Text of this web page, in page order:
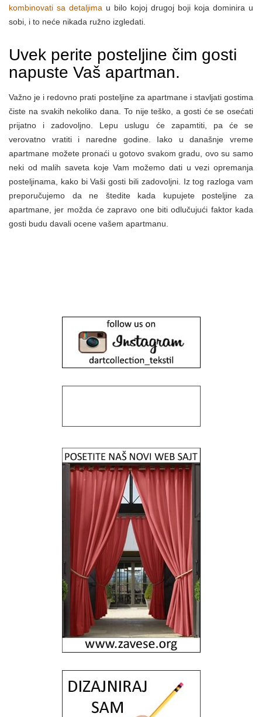
kombinovati sa detaljima u bilo kojoj drugoj boji koja dominira u
sobi, i to neće nikada ružno izgledati.
Uvek perite posteljine čim gosti
napuste Vaš apartman.
Važno je i redovno prati posteljine za apartmane i stavljati gostima
čiste na svakih nekoliko dana. To nije teško, a gosti će se osećati
prijatno i zadovoljno. Lepu uslugu će zapamtiti, pa će se
verovatno vratiti i naredne godine. Iako u današnje vreme
apartmane možete pronaći u gotovo svakom gradu, ovo su samo
neki od malih saveta koje Vam možemo dati u vezi opremanja
posteljinama, kako bi Vaši gosti bili zadovoljni. Iz tog razloga vam
preporučujemo da ne štedite kada kupujete posteljine za
apartmane, jer možda će zapravo one biti odlučujući faktor kada
gosti budu davali ocene vašem apartmanu.